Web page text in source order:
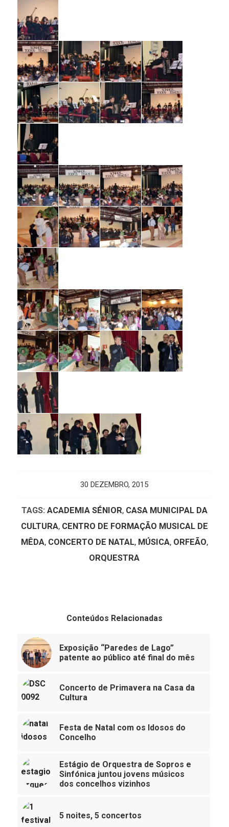
30 DEZEMBRO, 2015
TAGS: ACADEMIA SÉNIOR, CASA MUNICIPAL DA
CULTURA, CENTRO DE FORMAÇÃO MUSICAL DE
MÊDA, CONCERTO DE NATAL, MÚSICA, ORFEÃO,
ORQUESTRA
Conteúdos Relacionadas
Exposição “Paredes de Lago”
patente ao público até final do mês
Concerto de Primavera na Casa da
Cultura
Festa de Natal com os Idosos do
Concelho
Estágio de Orquestra de Sopros e
Sinfónica juntou jovens músicos
dos concelhos vizinhos
5 noites, 5 concertos